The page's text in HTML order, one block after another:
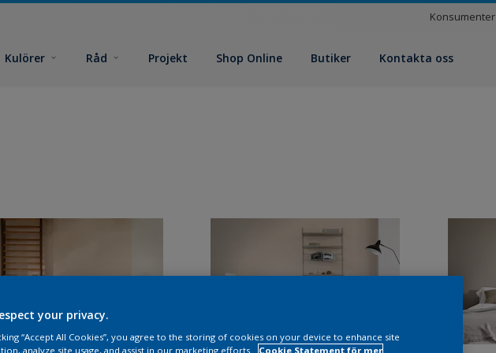
Konsumenter
Kulörer Råd Projekt Shop Online Butiker Kontakta oss
your privacy.
“Accept All Cookies”, you agree to the storing of cookies on your device to enhance site
analyze site usage, and assist in our marketing efforts.
Cookie Statement för mer